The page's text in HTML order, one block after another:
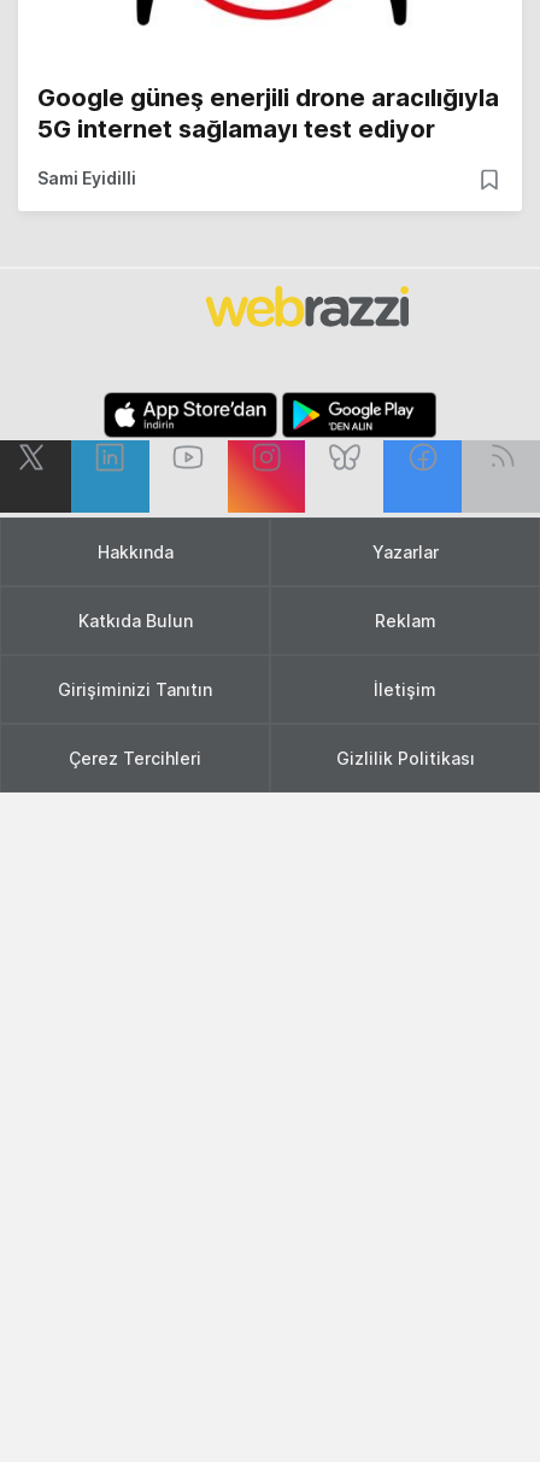
Google güneş enerjili drone aracılığıyla
5G internet sağlamayı test ediyor
Sami Eyidilli
Hakkında Yazarlar
Katkıda Bulun Reklam
Girişiminizi Tanıtın İletişim
Çerez Tercihleri Gizlilik Politikası